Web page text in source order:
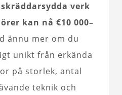
verk
kan nå €10 000–
ännu mer om du
unikt från erkända
på storlek, antal
teknik och